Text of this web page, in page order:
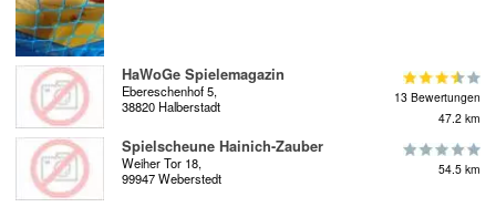
HaWoGe Spielemagazin
Ebereschenhof 5,
38820 Halberstadt
13 Bewertungen
47.2 km
Spielscheune Hainich-Zauber
Weiher Tor 18,
99947 Weberstedt
54.5 km